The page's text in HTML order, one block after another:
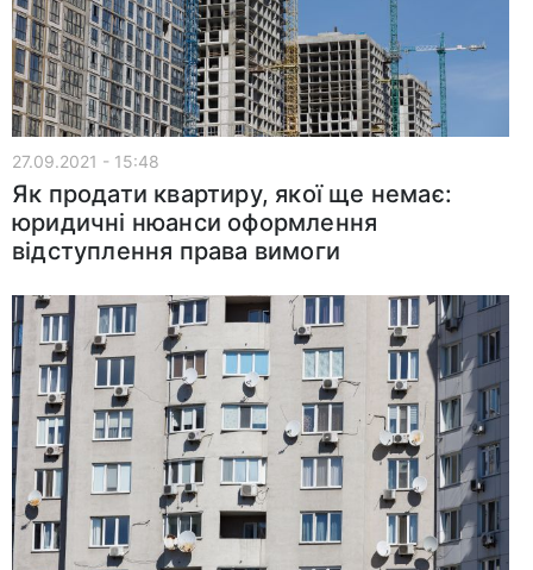
27.09.2021 - 15:48
Як продати квартиру, якої ще немає:
юридичні нюанси оформлення
відступлення права вимоги